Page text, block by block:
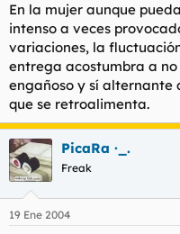
En la mujer aunque
intenso a veces
variaciones, la
entrega acostumbra a
engañoso y sí alternante
que se retroalimenta.
PicaRa ·_.
Freak
19 Ene 2004